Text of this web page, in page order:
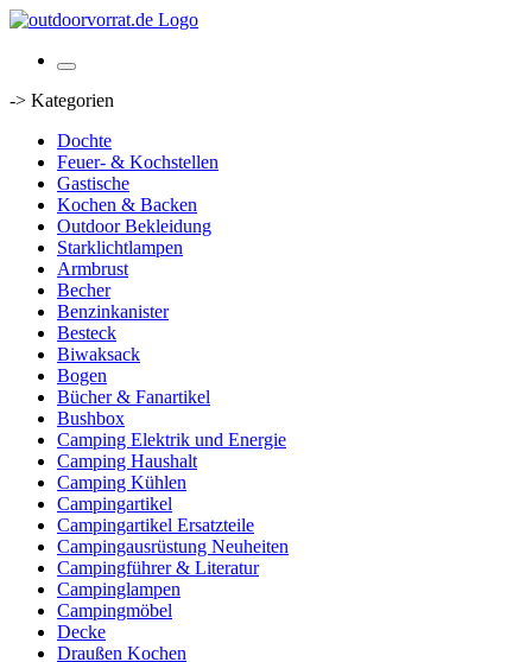
-> Kategorien
Dochte
Feuer- & Kochstellen
Gastische
Kochen & Backen
Outdoor Bekleidung
Starklichtlampen
Armbrust
Becher
Benzinkanister
Besteck
Biwaksack
Bogen
Bücher & Fanartikel
Bushbox
Camping Elektrik und Energie
Camping Haushalt
Camping Kühlen
Campingartikel
Campingartikel Ersatzteile
Campingausrüstung Neuheiten
Campingführer & Literatur
Campinglampen
Campingmöbel
Decke
Draußen Kochen